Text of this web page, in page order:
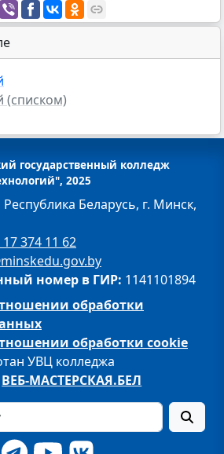
(списком)
государственный колледж
2025
Республика Беларусь, г. Минск,
374 11 62
номер в ГИР: 1141101894
обработки
обработки cookie
УВЦ колледжа
ВЕБ-МАСТЕРСКАЯ.БЕЛ